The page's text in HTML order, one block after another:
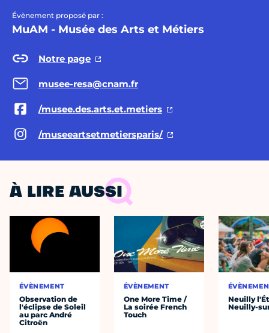
Évènement proposé par :
MuAM - Musée des Arts et Métiers
Notre page
musee-resa@cnam.fr
/musee.des.arts.et.metiers
/museeartsetmetiersparis/
À LIRE AUSSI
ÉVÈNEMENT
Observation de
l'éclipse de Soleil
au parc André
Citroën
ÉVÈNEMENT
One More Time /
La soirée French
Touch
Neuilly
Neuilly-